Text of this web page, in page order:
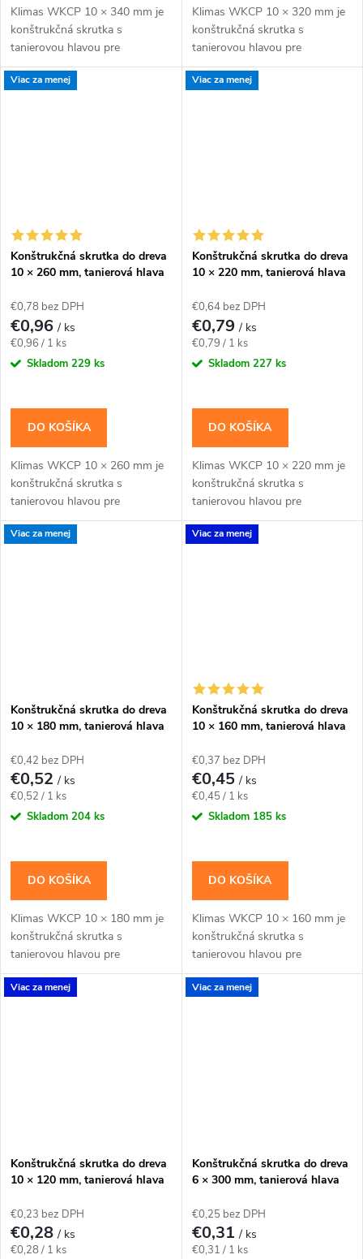
Klimas WKCP 10 × 340 mm je
konštrukčná skrutka s
tanierovou hlavou pre
masívnejšie drevené prvky a
konštrukčné spoje navrhnuté
Klimas WKCP 10 × 320 mm je
konštrukčná skrutka s
tanierovou hlavou pre
masívnejšie drevené prvky a
konštrukčné spoje navrhnuté
Viac za menej
Konštrukčná skrutka do dreva
10 × 260 mm, tanierová hlava
€0,78 bez DPH
€0,96/ ks
Jednotková
cena:
€0,96 / 1 ks
Skladom 229 ks
DO KOŠÍKA
Klimas WKCP 10 × 260 mm je
konštrukčná skrutka s
tanierovou hlavou pre
masívnejšie drevené prvky a
konštrukčné spoje navrhnuté
Viac za menej
Konštrukčná skrutka do dreva
10 × 220 mm, tanierová hlava
€0,64 bez DPH
€0,79/ ks
Jednotková
cena:
€0,79 / 1 ks
Skladom 227 ks
DO KOŠÍKA
Klimas WKCP 10 × 220 mm je
konštrukčná skrutka s
tanierovou hlavou pre
masívnejšie drevené prvky a
konštrukčné spoje navrhnuté
Viac za menej
Konštrukčná skrutka do dreva
10 × 180 mm, tanierová hlava
€0,42 bez DPH
€0,52/ ks
Jednotková
cena:
€0,52 / 1 ks
Skladom 204 ks
DO KOŠÍKA
Klimas WKCP 10 × 180 mm je
konštrukčná skrutka s
tanierovou hlavou pre
masívnejšie drevené prvky a
konštrukčné spoje navrhnuté
Viac za menej
Konštrukčná skrutka do dreva
10 × 160 mm, tanierová hlava
€0,37 bez DPH
€0,45/ ks
Jednotková
cena:
€0,45 / 1 ks
Skladom 185 ks
DO KOŠÍKA
Klimas WKCP 10 × 160 mm je
konštrukčná skrutka s
tanierovou hlavou pre
masívnejšie drevené prvky a
konštrukčné spoje navrhnuté
Viac za menej
Konštrukčná skrutka do dreva
10 × 120 mm, tanierová hlava
€0,23 bez DPH
€0,28/ ks
Jednotková
€0,28 / 1 ks
Viac za menej
Konštrukčná skrutka do dreva
6 × 300 mm, tanierová hlava
€0,25 bez DPH
€0,31/ ks
Jednotková
€0,31 / 1 ks